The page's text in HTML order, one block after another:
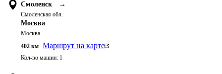
Смоленск →
Смоленская обл.
Москва
Москва
402 км Маршрут на карте
Кол-во машин: 1